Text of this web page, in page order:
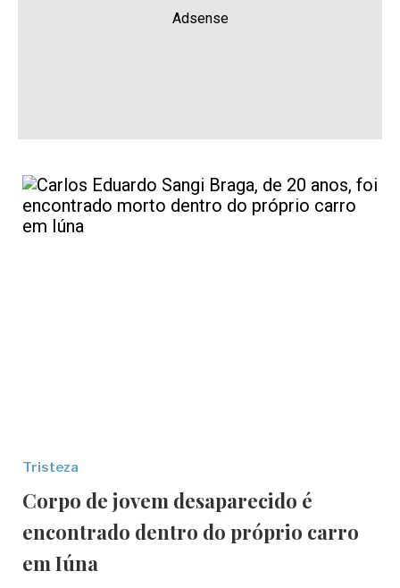
Adsense
Tristeza
Corpo de jovem desaparecido é
encontrado dentro do próprio carro
em Iúna